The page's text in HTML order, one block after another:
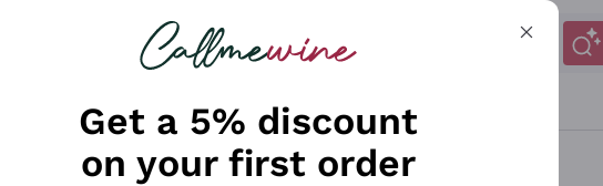
looking for
Get a 5% discount
on your first order